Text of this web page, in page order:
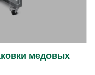
медовых